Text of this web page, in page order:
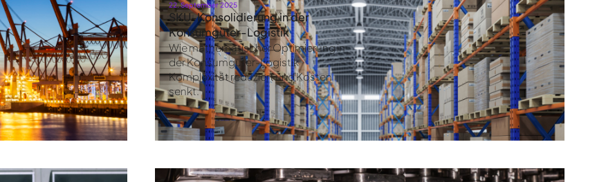
22. September 2025
SKU-Konsolidierung in der
Konsumgüter-Logistik
Wie mathematischer Optimierung in
der Konsumgüter-Logistik
Komplexität reduziert und Kosten
senkt.